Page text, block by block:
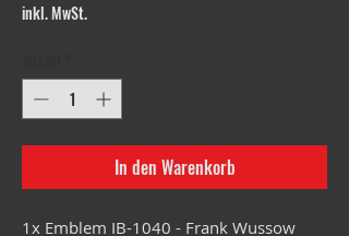
inkl. MwSt.
In den Warenkorb
1x Emblem IB-1040 - Frank Wussow